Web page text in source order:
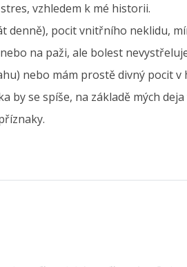
vzhledem k mé historii.
pocit vnitřního neklidu,
na paži, ale bolest
nebo mám prostě divný pocit
by se spíše, na základě mých